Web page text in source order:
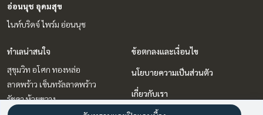
อ่อนนุช อุดมสุข
ไนท์บริดจ์ ไพร์ม อ่อนนุช
ทำเลน่าสนใจ
สุขุมวิท อโศก ทองหล่อ
ลาดพร้าว เซ็นทรัลลาดพร้าว
รัชดา ห้วยขวาง
ข้อตกลงและเงื่อนไข
นโยบายความเป็นส่วนตัว
เกี่ยวกับเรา